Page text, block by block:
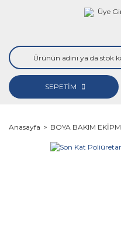
Üye
SEPETİM
Anasayfa BOYA BAKIM